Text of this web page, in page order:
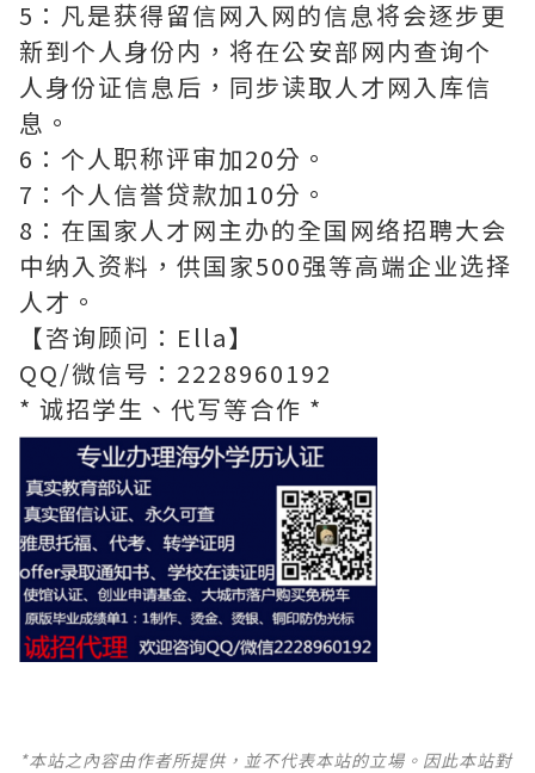
5：凡是获得留信网入网的信息将会逐步更
新到个人身份内，将在公安部网内查询个
人身份证信息后，同步读取人才网入库信
息。
6：个人职称评审加20分。
7：个人信誉贷款加10分。
8：在国家人才网主办的全国网络招聘大会
中纳入资料，供国家500强等高端企业选择
人才。
【咨询顾问：Ella】
QQ/微信号：2228960192
* 诚招学生、代写等合作 *
*本站之內容由作者所提供，並不代表本站的立場。因此本站對